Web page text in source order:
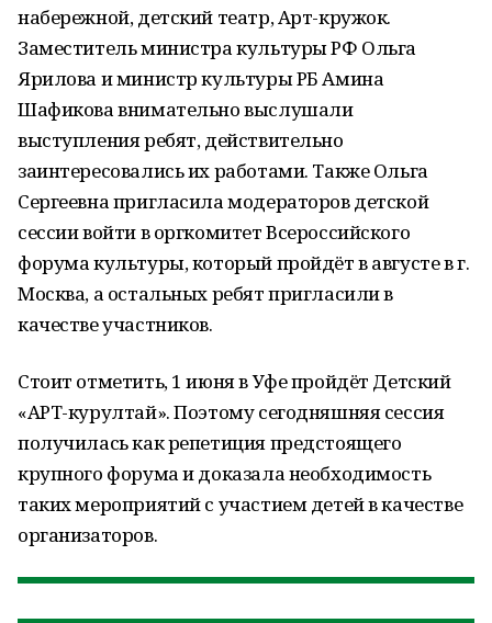
набережной, детский театр, Арт-кружок.
Заместитель министра культуры РФ Ольга
Ярилова и министр культуры РБ Амина
Шафикова внимательно выслушали
выступления ребят, действительно
заинтересовались их работами. Также Ольга
Сергеевна пригласила модераторов детской
сессии войти в оргкомитет Всероссийского
форума культуры, который пройдёт в августе в г.
Москва, а остальных ребят пригласили в
качестве участников.
Стоит отметить, 1 июня в Уфе пройдёт Детский
«АРТ-курултай». Поэтому сегодняшняя сессия
получилась как репетиция предстоящего
крупного форума и доказала необходимость
таких мероприятий с участием детей в качестве
организаторов.